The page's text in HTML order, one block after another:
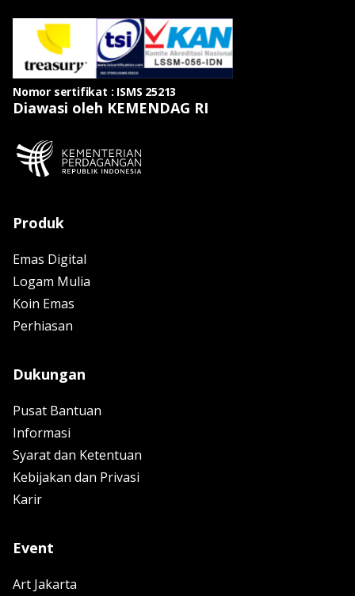
Nomor sertifikat : ISMS 25213
Diawasi oleh KEMENDAG RI
Produk
Emas Digital
Logam Mulia
Koin Emas
Perhiasan
Dukungan
Pusat Bantuan
Informasi
Syarat dan Ketentuan
Kebijakan dan Privasi
Karir
Event
Art Jakarta